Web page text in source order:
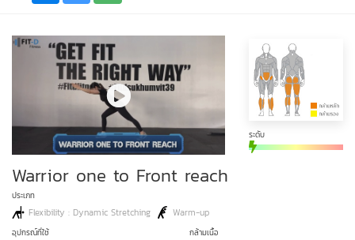
ระดับ
Warrior one to Front reach
ประเภท
Flexibility : Dynamic Stretching Warm-up
อุปกรณ์ที่ใช้ กล้ามเนื้อ